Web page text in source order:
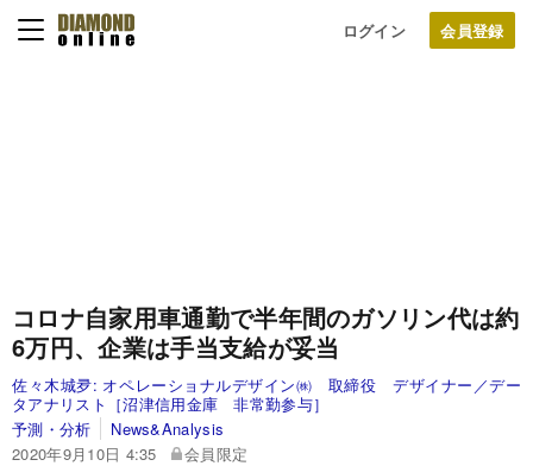
ログイン
コロナ自家用車通勤で半年間のガソリン代は約
6万円、企業は手当支給が妥当
佐々木城夛: オペレーショナルデザイン㈱ 取締役 デザイナー／デー
タアナリスト［沼津信用金庫 非常勤参与］
予測・分析
News&Analysis
2020年9月10日 4:35
会員限定